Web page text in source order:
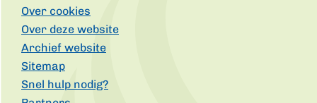
Over cookies
Over deze website
Archief website
Sitemap
Snel hulp nodig?